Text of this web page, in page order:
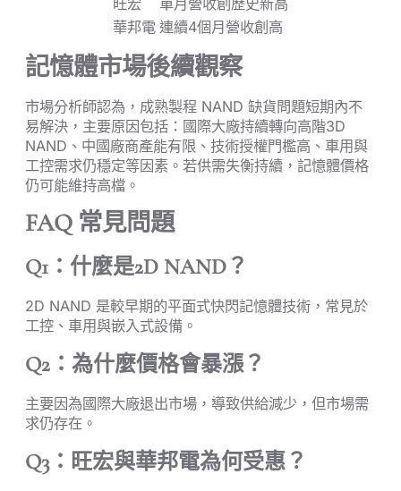
旺宏
單月營收創歷史新高
華邦電 連續4個月營收創高
記憶體市場後續觀察
市場分析師認為，成熟製程 NAND 缺貨問題短期內不
易解決，主要原因包括：國際大廠持續轉向高階3D
NAND、中國廠商產能有限、技術授權門檻高、車用與
工控需求仍穩定等因素。若供需失衡持續，記憶體價格
仍可能維持高檔。
FAQ 常見問題
Q1：什麼是2D NAND？
2D NAND 是較早期的平面式快閃記憶體技術，常見於
工控、車用與嵌入式設備。
Q2：為什麼價格會暴漲？
主要因為國際大廠退出市場，導致供給減少，但市場需
求仍存在。
Q3：旺宏與華邦電為何受惠？